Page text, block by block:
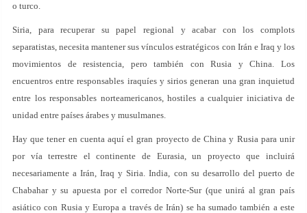
o turco.
Siria, para recuperar su papel regional y acabar con los complots
separatistas, necesita mantener sus vínculos estratégicos con Irán e Iraq y los
movimientos de resistencia, pero también con Rusia y China. Los
encuentros entre responsables iraquíes y sirios generan una gran inquietud
entre los responsables norteamericanos, hostiles a cualquier iniciativa de
unidad entre países árabes y musulmanes.
Hay que tener en cuenta aquí el gran proyecto de China y Rusia para unir
por vía terrestre el continente de Eurasia, un proyecto que incluirá
necesariamente a Irán, Iraq y Siria. India, con su desarrollo del puerto de
Chabahar y su apuesta por el corredor Norte-Sur (que unirá al gran país
asiático con Rusia y Europa a través de Irán) se ha sumado también a este